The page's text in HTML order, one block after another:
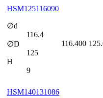
HSM125116090
∅d
116.4
∅D
125
H
9
116.400
HSM140131086